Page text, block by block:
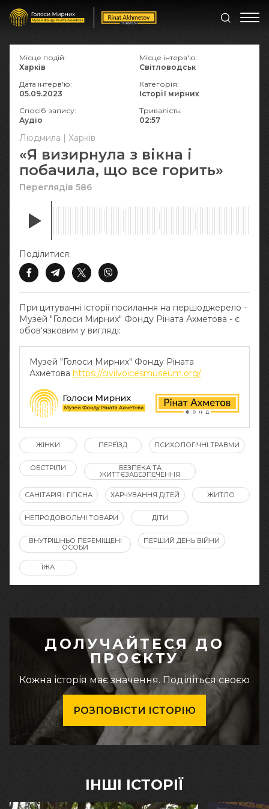
Людмила | Харків
«Я визирнула з вікна і
побачила, що все горить»
Переглядів 586
При цитуванні історії посилання на першоджерело -
Музей "Голоси Мирних" Фонду Ріната Ахметова - є
обов‘язковим у вигляді:
Музей "Голоси Мирних" Фонду Ріната
Ахметова https://civilvoicesmuseum.org/
Поділитися:
Місце подій:
Харків
Місце інтерв'ю:
Світловодськ
Дата інтерв'ю:
05.09.2023
Категорія:
Історії мирних
Спосіб запису:
Аудіо
Тривалість:
02:57
ЖІНКИ ПЕРЕЇЗД ПСИХОЛОГІЧНІ ТРАВМИ
ОБСТРІЛИ БЕЗПЕКА ТА
ЖИТТЄЗАБЕЗПЕЧЕННЯ
САНІТАРІЯ І ГІГІЄНА ХАРЧУВАННЯ ДІТЕЙ ЖИТЛО
НЕПРОДОВОЛЬЧІ ТОВАРИ ДІТИ
ВНУТРІШНЬО ПЕРЕМІЩЕНІ
ОСОБИ
ПЕРШИЙ ДЕНЬ ВІЙНИ
ЇЖА
ДОЛУЧАЙТЕСЯ ДО
ПРОЄКТУ
Кожна історія має значення. Поділіться своєю
РОЗПОВІСТИ ІСТОРІЮ
ІНШІ ІСТОРІЇ